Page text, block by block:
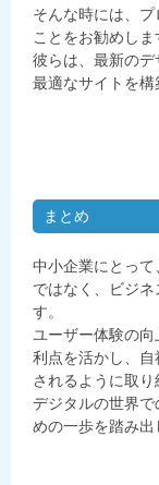
そんな時には、
ことをお勧めしま
彼らは、最新の
最適なサイトを構
まとめ
中小企業にとっ
ではなく、ビジ
す。
ユーザー体験の
利点を活かし、
されるように取り
デジタルの世界
めの一歩を踏み出